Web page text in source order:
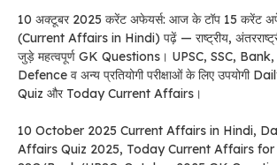
10 अक्टूबर 2025 करेंट अफेयर्स: आज के टॉप 15 करेंट
(Current Affairs in Hindi) पढ़ें — राष्ट्रीय,
जुड़े महत्वपूर्ण GK Questions। UPSC, SSC,
Defence व अन्य प्रतियोगी परीक्षाओं के लिए उपयोगी
Quiz और Today Current Affairs।
10 October 2025 Current Affairs in Hindi,
Affairs Quiz 2025, Today Current Affairs for